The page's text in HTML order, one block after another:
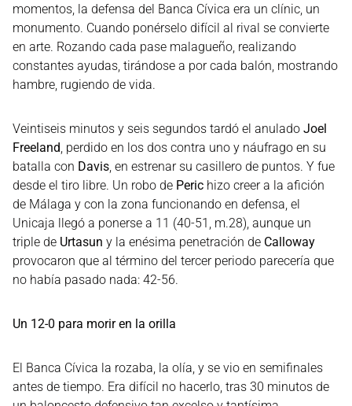
momentos, la defensa del Banca Cívica era un clínic, un
monumento. Cuando ponérselo difícil al rival se convierte
en arte. Rozando cada pase malagueño, realizando
constantes ayudas, tirándose a por cada balón, mostrando
hambre, rugiendo de vida.
Veintiseis minutos y seis segundos tardó el anulado Joel
Freeland, perdido en los dos contra uno y náufrago en su
batalla con Davis, en estrenar su casillero de puntos. Y fue
desde el tiro libre. Un robo de Peric hizo creer a la afición
de Málaga y con la zona funcionando en defensa, el
Unicaja llegó a ponerse a 11 (40-51, m.28), aunque un
triple de Urtasun y la enésima penetración de Calloway
provocaron que al término del tercer periodo parecería que
no había pasado nada: 42-56.
Un 12-0 para morir en la orilla
El Banca Cívica la rozaba, la olía, y se vio en semifinales
antes de tiempo. Era difícil no hacerlo, tras 30 minutos de